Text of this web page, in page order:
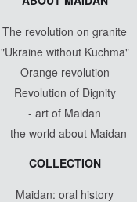
The revolution on granite
"Ukraine without Kuchma"
Orange revolution
Revolution of Dignity
- art of Maidan
- the world about Maidan
COLLECTION
Maidan: oral history